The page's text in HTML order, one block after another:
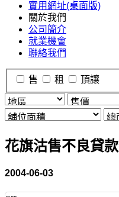
實用網址(桌面版)
關於我們
公司簡介
就業機會
聯絡我們
售 租 頂讓
花旗沽售不良貸
2004-06-03